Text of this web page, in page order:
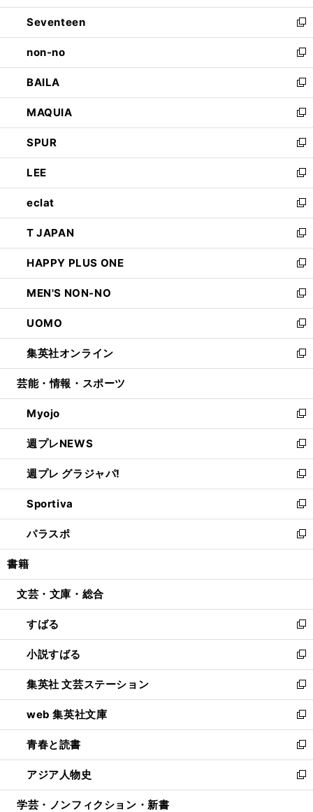
開
く
ウ
で
開
く
ン
ド
ウ
で
開
く
Seventeen
新
し
い
ウ
ィ
ン
ド
ウ
で
開
く
non-no
新
し
い
ウ
ィ
ン
ド
ウ
で
開
く
BAILA
新
し
い
ウ
ィ
ン
ド
ウ
で
開
く
MAQUIA
新
し
い
ウ
ィ
ン
ド
ウ
で
開
く
SPUR
新
し
い
ウ
ィ
ン
ド
ウ
で
開
く
LEE
新
し
い
ウ
ィ
ン
ド
ウ
で
開
く
eclat
新
し
い
ウ
ィ
ン
ド
ウ
で
開
く
T JAPAN
新
し
い
ウ
ィ
ン
ド
ウ
で
開
HAPPY PLUS ONE
新
し
い
ウ
ィ
ン
ド
ウ
開
く
MEN'S NON-NO
新
し
い
ウ
ィ
ン
ウ
で
開
く
UOMO
新
し
い
ウ
ン
ド
ウ
で
開
く
集英社オンライン
新
し
ウ
ィ
ン
ド
ウ
で
開
く
芸能・情報・スポーツ
Myojo
新
し
い
ウ
ィ
ン
ド
ウ
で
開
週プレNEWS
新
し
い
ウ
ィ
ン
ド
ウ
開
週プレ グラジャパ!
新
し
い
ウ
ィ
ン
ウ
開
く
Sportiva
新
し
い
ウ
ン
ウ
で
開
く
パラスポ
新
し
ウ
ン
ド
ウ
で
開
く
書籍
文芸・文庫・総合
すばる
新
し
い
ウ
ィ
ン
ド
ウ
で
開
く
小説すばる
新
し
い
ウ
ィ
ン
ド
ウ
で
開
集英社 文芸ステーション
新
し
い
ウ
ィ
ン
ド
ウ
web 集英社文庫
新
し
い
ウ
ィ
ン
青春と読書
新
し
い
ウ
アジア人物史
新
し
学芸・ノンフィクション・新書